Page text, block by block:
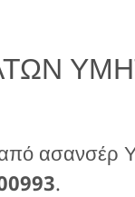
ασανσέρ
.